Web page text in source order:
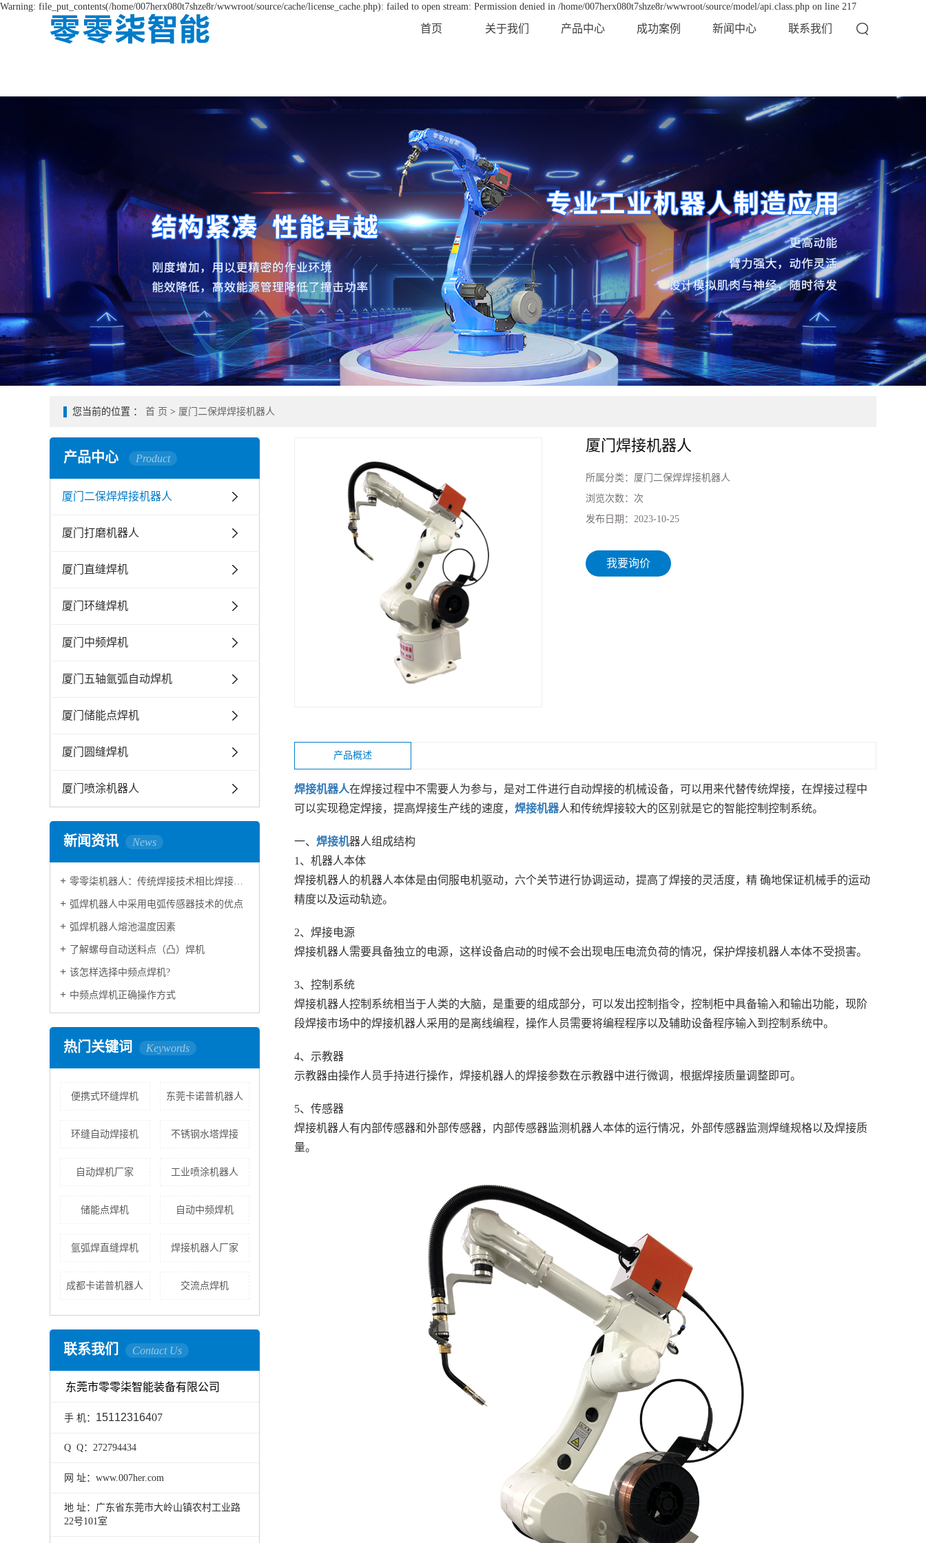
Warning: file_put_contents(/home/007herx080t7shze8r/wwwroot/source/cache/license_cache.php): failed to open stream: Permission denied in /home/007herx080t7shze8r/wwwroot/source/model/api.class.php on line 217
首页 关于我们 产品中心 成功案例 新闻中心 联系我们
您当前的位置 ： 首 页 > 厦门二保焊焊接机器人
产品中心 Product
厦门二保焊焊接机器人
厦门打磨机器人
厦门直缝焊机
厦门环缝焊机
厦门中频焊机
厦门五轴氩弧自动焊机
厦门储能点焊机
厦门圆缝焊机
厦门喷涂机器人
新闻资讯 News
零零柒机器人：传统焊接技术相比焊接机器人技术区别
弧焊机器人中采用电弧传感器技术的优点
弧焊机器人熔池温度因素
了解螺母自动送料点（凸）焊机
该怎样选择中频点焊机?
中频点焊机正确操作方式
热门关键词 Keywords
便携式环缝焊机 东莞卡诺普机器人
环缝自动焊接机 不锈钢水塔焊接
自动焊机厂家 工业喷涂机器人
储能点焊机 自动中频焊机
氩弧焊直缝焊机 焊接机器人厂家
成都卡诺普机器人 交流点焊机
联系我们 Contact Us
东莞市零零柒智能装备有限公司
手 机： 15112316407
Q Q：272794434
网 址：www.007her.com
地 址： 广东省东莞市大岭山镇农村工业路
22号101室
厦门焊接机器人
所属分类： 厦门二保焊焊接机器人
浏览次数： 次
发布日期： 2023-10-25
我要询价
产品概述
焊接机器人在焊接过程中不需要人为参与，是对工件进行自动焊接的机械设备，可以用来代替传统焊接，在焊接过程中
可以实现稳定焊接，提高焊接生产线的速度， 焊接机器人和传统焊接较大的区别就是它的智能控制控制系统。
一、 焊接机器人组成结构
1、机器人本体
焊接机器人的机器人本体是由伺服电机驱动，六个关节进行协调运动，提高了焊接的灵活度，精 确地保证机械手的运动
精度以及运动轨迹。
2、焊接电源
焊接机器人需要具备独立的电源，这样设备启动的时候不会出现电压电流负荷的情况，保护焊接机器人本体不受损害。
3、控制系统
焊接机器人控制系统相当于人类的大脑，是重要的组成部分，可以发出控制指令，控制柜中具备输入和输出功能，现阶
段焊接市场中的焊接机器人采用的是离线编程，操作人员需要将编程程序以及辅助设备程序输入到控制系统中。
4、示教器
示教器由操作人员手持进行操作，焊接机器人的焊接参数在示教器中进行微调，根据焊接质量调整即可。
5、传感器
焊接机器人有内部传感器和外部传感器，内部传感器监测机器人本体的运行情况，外部传感器监测焊缝规格以及焊接质
量。